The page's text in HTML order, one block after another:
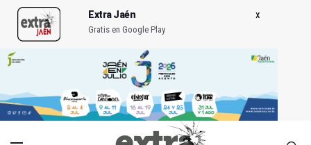
Extra Jaén
Gratis en Google Play